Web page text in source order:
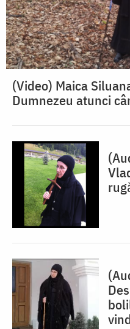
(Video) Maica
Dumnezeu atunci